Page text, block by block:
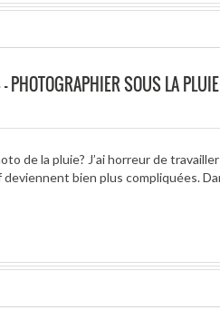
PHOTOGRAPHIER SOUS LA PLUIE
de la pluie? J’ai horreur de
bien plus compliquées.